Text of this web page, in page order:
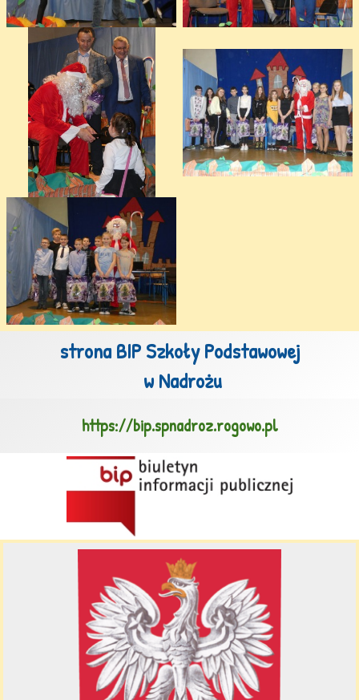
strona BIP Szkoły Podstawowej
w Nadrożu
https://bip.spnadroz.rogowo.pl